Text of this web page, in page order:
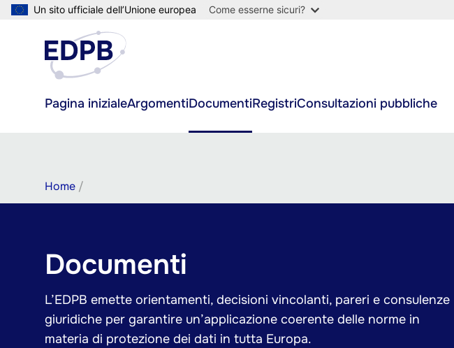
Salta
contenuto
principale
Un sito ufficiale dell’Unione europea Come esserne sicuri?
Main
Pagina inizialeArgomentiDocumentiRegistriConsultazioni pubbliche
Briciole
Home
Documenti
L’EDPB emette orientamenti, decisioni vincolanti, pareri e consulenze
giuridiche per garantire un’applicazione coerente delle norme in
materia di protezione dei dati in tutta Europa.